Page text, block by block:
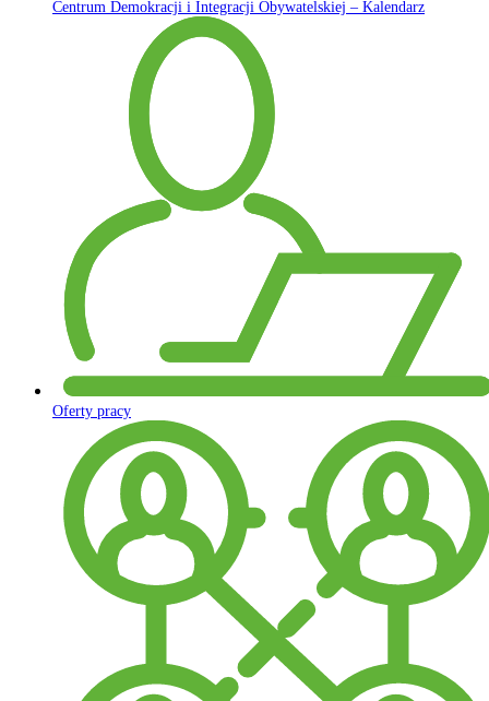
Centrum Demokracji i Integracji Obywatelskiej – Kalendarz
Oferty pracy